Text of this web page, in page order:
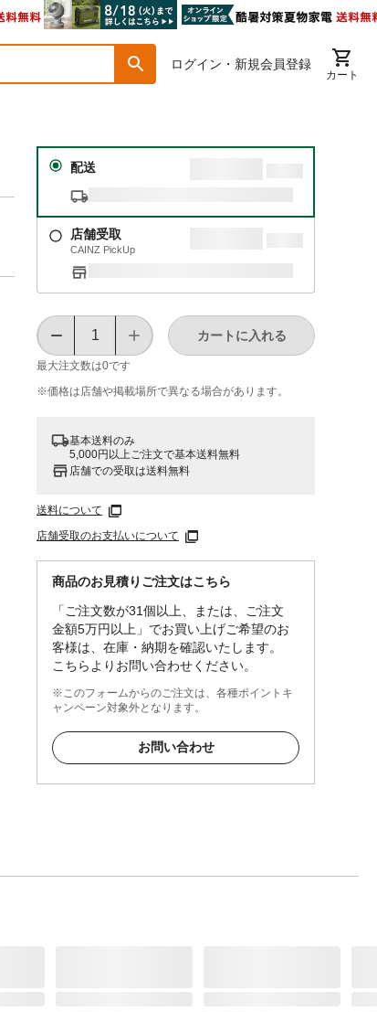
ログイン・新規会員登録
カート
配送
店舗受取
CAINZ PickUp
最大注文数は0です
カートに入れる
※価格は​店舗や​掲載場所で​異なる​場合が​あります。
基本送料のみ
5,000円以上ご注文で基本送料無料
店舗での受取は送料無料
送料について
店舗受取のお支払いについて
商品のお見積りご注文はこちら
「ご注文数が31個以上、または、ご注文
金額5万円以上」でお買い上げご希望のお
客様は、在庫・納期を確認いたします。
こちらよりお問い合わせください。
※このフォームからのご注文は、各種ポイントキ
ャンペーン対象外となります。
お問い合わせ